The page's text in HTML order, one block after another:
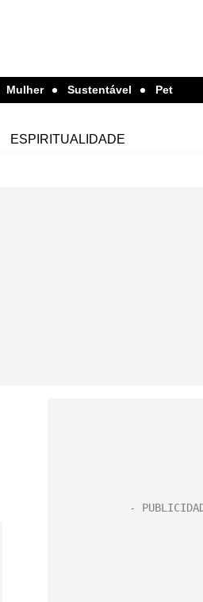
Mulher Sustentável Pet
ESPIRITUALIDADE